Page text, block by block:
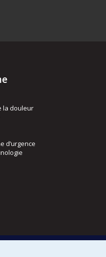
la douleur
d’urgence
nucléaire